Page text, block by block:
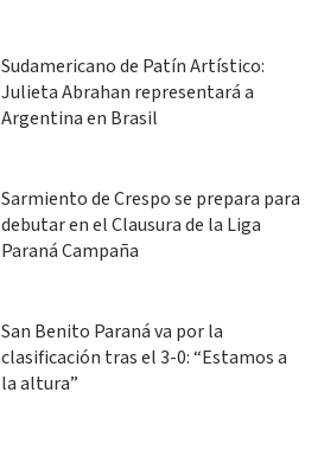
Sudamericano de Patín Artístico:
Julieta Abrahan representará a
Argentina en Brasil
Sarmiento de Crespo se prepara para
debutar en el Clausura de la Liga
Paraná Campaña
San Benito Paraná va por la
clasificación tras el 3-0: “Estamos a
la altura”